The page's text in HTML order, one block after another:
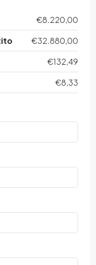
€8.220,00
€32.880,00
€132,49
€8,33